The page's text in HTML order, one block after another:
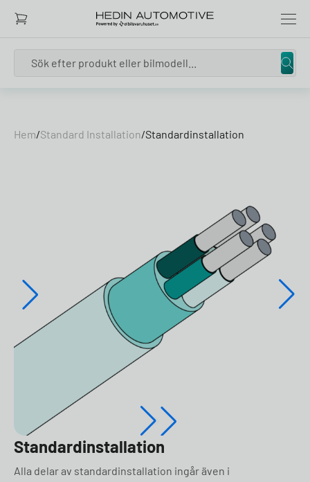
Hem/Standard Installation/Standardinstallation
Standardinstallation
Alla delar av standardinstallation ingår även i